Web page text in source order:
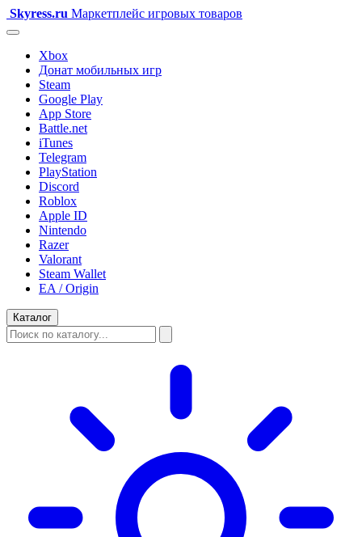
Skyress.ru Маркетплейс игровых товаров
Xbox
Донат мобильных игр
Steam
Google Play
App Store
Battle.net
iTunes
Telegram
PlayStation
Discord
Roblox
Apple ID
Nintendo
Razer
Valorant
Steam Wallet
EA / Origin
Каталог